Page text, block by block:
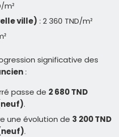
m²
ville) : 2 360 TND/m²
significative des
:
passe de 2 680 TND
.
une évolution de 3 200 TND
.